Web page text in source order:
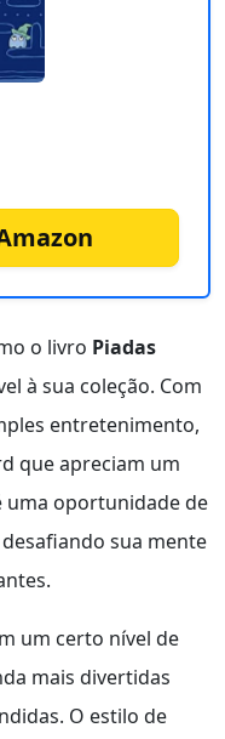
o livro Piadas
à sua coleção. Com
entretenimento,
que apreciam um
uma oportunidade de
sua mente
um certo nível de
mais divertidas
O estilo de